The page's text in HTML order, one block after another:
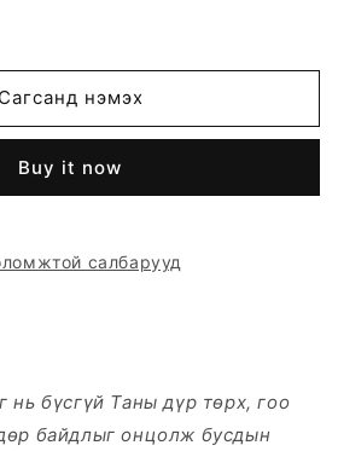
Сагсанд нэмэх
Buy it now
салбарууд
нь бүсгүй Таны дүр төрх, гоо
байдлыг онцолж бусдын